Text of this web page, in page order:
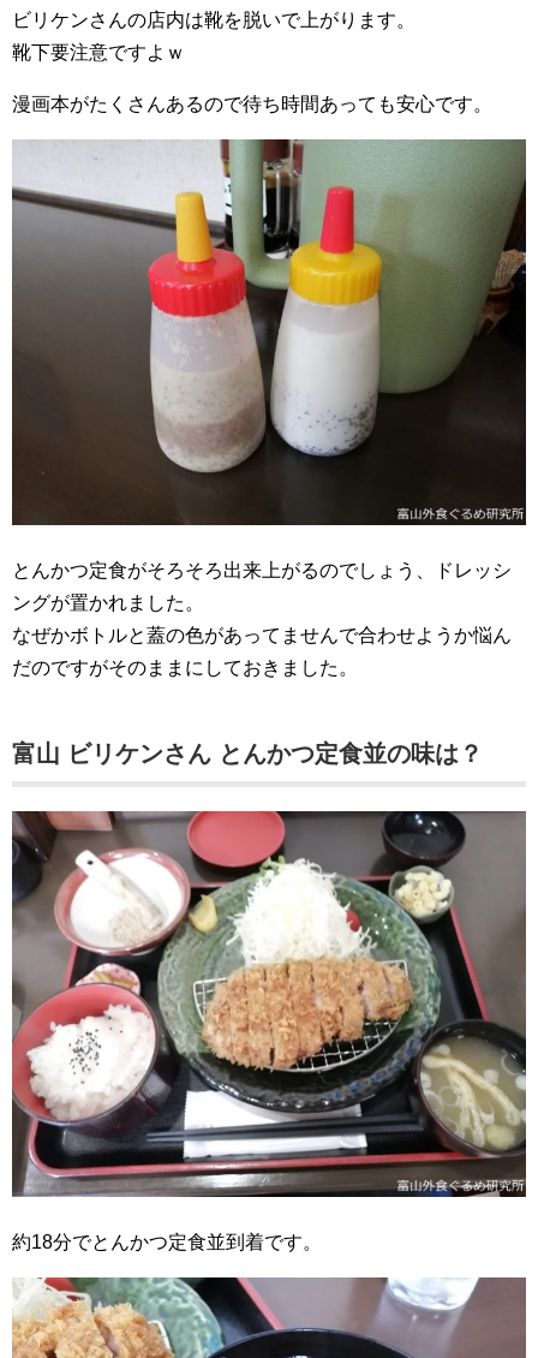
ビリケンさんの店内は靴を脱いで上がります。
靴下要注意ですよｗ
漫画本がたくさんあるので待ち時間あっても安心です。
とんかつ定食がそろそろ出来上がるのでしょう、ドレッシ
ングが置かれました。
なぜかボトルと蓋の色があってませんで合わせようか悩ん
だのですがそのままにしておきました。
富山 ビリケンさん とんかつ定食並の味は？
約18分でとんかつ定食並到着です。